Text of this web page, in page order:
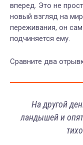
вперед. Это не
новый взгляд на
переживания, он
подчиняется ему.
Сравните два
На другой
ландышей и